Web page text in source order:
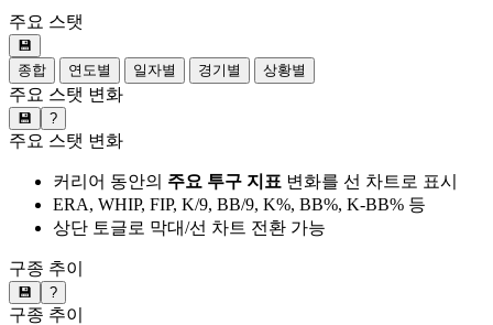
주요 스탯
💾
종합
연도별 일자별 경기별 상황별
주요 스탯 변화
💾 ?
주요 스탯 변화
커리어 동안의 주요 투구 지표 변화를 선 차트로 표시
ERA, WHIP, FIP, K/9, BB/9, K%, BB%, K-BB% 등
상단 토글로 막대/선 차트 전환 가능
구종 추이
💾 ?
구종 추이